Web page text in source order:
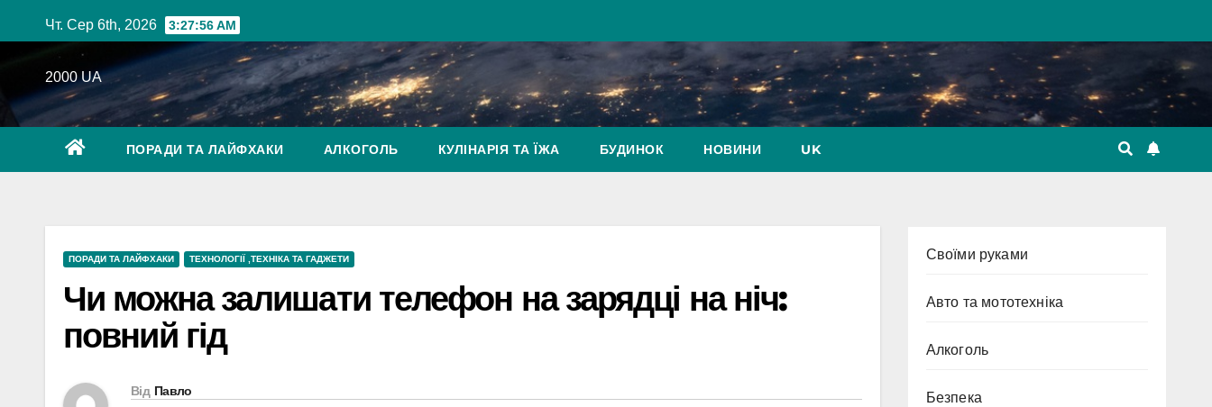
до
Чт. Сер 6th, 2026 3:27:57 AM
2000 UA
ПОРАДИ ТА ЛАЙФХАКИ АЛКОГОЛЬ КУЛІНАРІЯ ТА ЇЖА БУДИНОК НОВИНИ UK
ПОРАДИ ТА ЛАЙФХАКИ ТЕХНОЛОГІЇ ,ТЕХНІКА ТА ГАДЖЕТИ
Чи можна залишати телефон на зарядці на ніч:
повний гід
Від Павло
Cвоїми руками
Авто та мототехніка
Алкоголь
Безпека